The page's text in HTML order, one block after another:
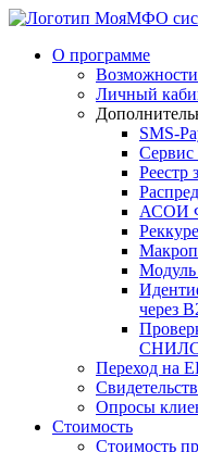
О программе
Личный
SMS-
Сервис
АСОИ
через
СНИЛС
Переход на
Опросы
Стоимость
Стоимость